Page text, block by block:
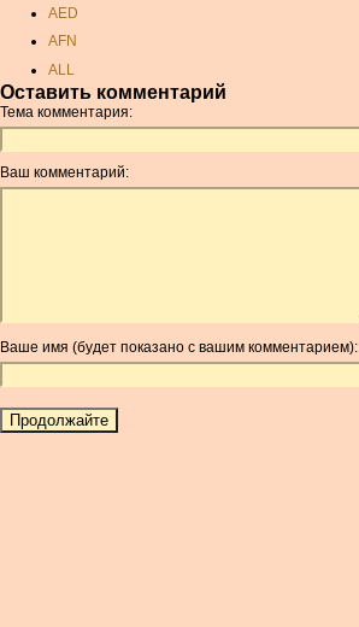
AED
AFN
ALL
AMD
ANC
ANG
AOA
AUR
AWG
BAM
Оставить комментарий
Тема комментария:
Ваш комментарий:
Ваше имя (будет показано с вашим комментарием):